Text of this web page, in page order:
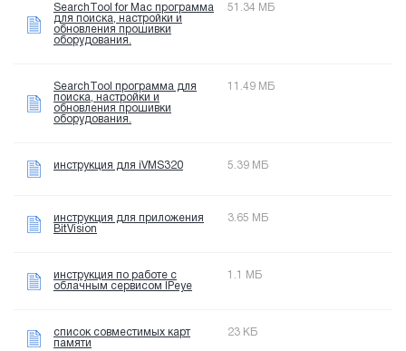
SearchTool for Mac программа
для поиска, настройки и
обновления прошивки
оборудования.
51.34 МБ
SearchTool программа для
поиска, настройки и
обновления прошивки
оборудования.
11.49 МБ
инструкция для iVMS320 5.39 МБ
инструкция для приложения
BitVision
3.65 МБ
инструкция по работе с
облачным сервисом IPeye
1.1 МБ
список совместимых карт
памяти
23 КБ